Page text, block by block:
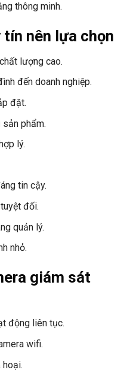
thông minh.
nên lựa chọn
lượng cao.
đến doanh nghiệp.
đặt.
phẩm.
lý.
tin cậy.
đối.
quản lý.
nhỏ.
giám sát
động liên tục.
wifi.
hoại.